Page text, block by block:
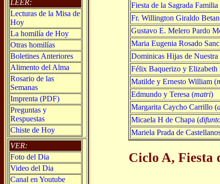
LEER:
Lecturas de la Misa de
Hoy
La homilía de Hoy
Otras homilías
Boletines Anteriores
Alimento del Alma
Rosario de las
Semanas
Imprenta (PDF)
Preguntas y
Respuestas
Chiste de Hoy
VER:
Foto del Dia
Video del Dia
Canal en Youtube
Fiesta de la Sagrada Familia
Fr. Willington Giraldo
Gustavo E. Melero Pardo
Maria Eugenia Rosado
Dominicas Hijas de
Félix Baquerizo y
Matilde y Ernesto William (
Edmundo y Teresa (matri)
Margarita Caycho Carrillo (
Micaela H de Chapa (
Mariela Prada de
Ciclo A, Fiesta